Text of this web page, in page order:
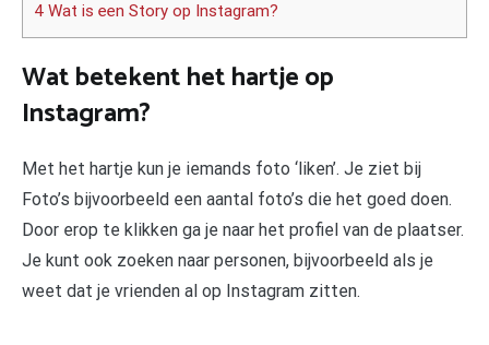
4 Wat is een Story op Instagram?
Wat betekent het hartje op
Instagram?
Met het hartje kun je iemands foto ‘liken’. Je ziet bij
Foto’s bijvoorbeeld een aantal foto’s die het goed doen.
Door erop te klikken ga je naar het profiel van de plaatser.
Je kunt ook zoeken naar personen, bijvoorbeeld als je
weet dat je vrienden al op Instagram zitten.